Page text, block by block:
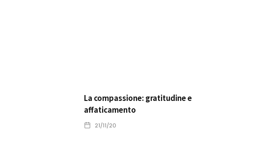
La compassione: gratitudine e
affaticamento
21/11/20